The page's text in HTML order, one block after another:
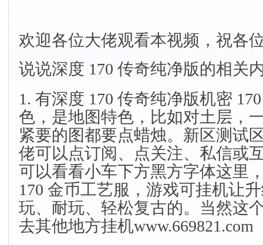
欢迎各位大佬观看本视频，祝各
说说深度 170 传奇纯净版的相关
1. 有深度 170 传奇纯净版机密
色，是地图特色，比如对土层，
紧要的图都要点蜡烛。新区测试
佬可以点订阅、点关注、私信或
可以看看小车下方黑方字体这里
170 金币工艺服，游戏可挂机让
玩、耐玩、轻松复古的。当然这
去其他地方挂机www.669821.com